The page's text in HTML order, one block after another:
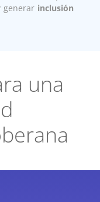
generar inclusión
una